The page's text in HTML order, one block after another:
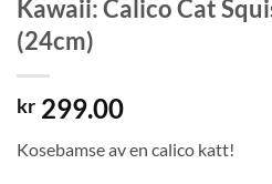
Kawaii: Calico Cat
(24cm)
kr 299.00
Kosebamse av en calico katt!